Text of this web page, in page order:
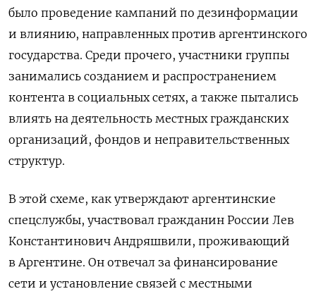
было проведение кампаний по дезинформации
и влиянию, направленных против аргентинского
государства. Среди прочего, участники группы
занимались созданием и распространением
контента в социальных сетях, а также пытались
влиять на деятельность местных гражданских
организаций, фондов и неправительственных
структур.
В этой схеме, как утверждают аргентинские
спецслужбы, участвовал гражданин России Лев
Константинович Андряшвили, проживающий
в Аргентине. Он отвечал за финансирование
сети и установление связей с местными